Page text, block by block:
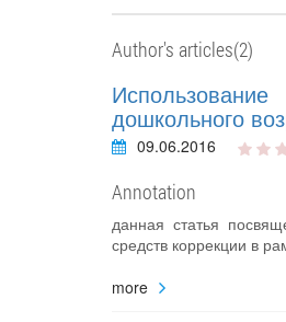
Author's articles(2)
дошкольного
09.06.2016
Annotation
данная статья
средств коррекции в
more